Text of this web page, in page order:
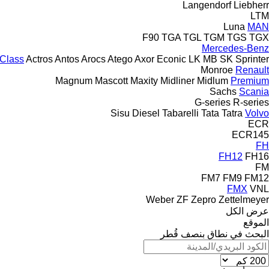
Langendorf Liebherr
LTM
Luna MAN
F90 TGA TGL TGM TGS TGX
Mercedes-Benz
ActrosAntosArocsAtegoAxor Econic LK MB SK Sprinter
Monroe Renault
Magnum Mascott Maxity Midliner Midlum Premium
Sachs Scania
G-series R-series
Sisu Diesel Tabarelli Tata Tatra Volvo
ECR
ECR145
FH
FH12 FH16
FM
FM7 FM9 FM12
FMX VNL
Weber ZF Zepro Zettelmeyer
عرض الكل
الموقع
البحث في نطاق بنصف قُطر